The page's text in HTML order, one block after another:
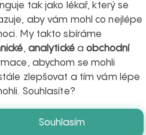
se zdarma
se
tak jako lékař, který se
aby vám mohl co nejlépe
My takto sbíráme
, analytickéaobchodní
abychom se mohli
zlepšovat a tím vám lépe
Souhlasíte?
Souhlasím